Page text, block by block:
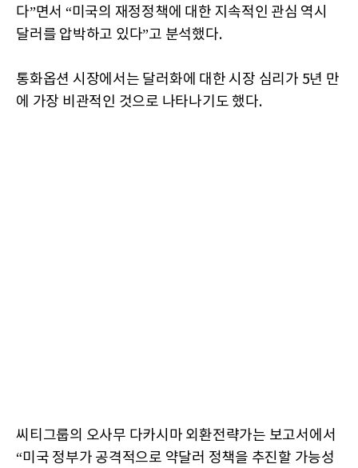
다”면서 “미국의 재정정책에 대한 지속적인 관심 역시
달러를 압박하고 있다”고 분석했다.
통화옵션 시장에서는 달러화에 대한 시장 심리가 5년 만
에 가장 비관적인 것으로 나타나기도 했다.
씨티그룹의 오사무 다카시마 외환전략가는 보고서에서
“미국 정부가 공격적으로 약달러 정책을 추진할 가능성